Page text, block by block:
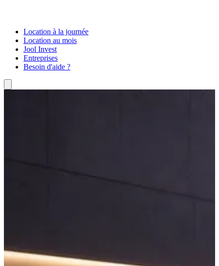
Location à la journée
Location au mois
Jool Invest
Entreprises
Besoin d'aide ?